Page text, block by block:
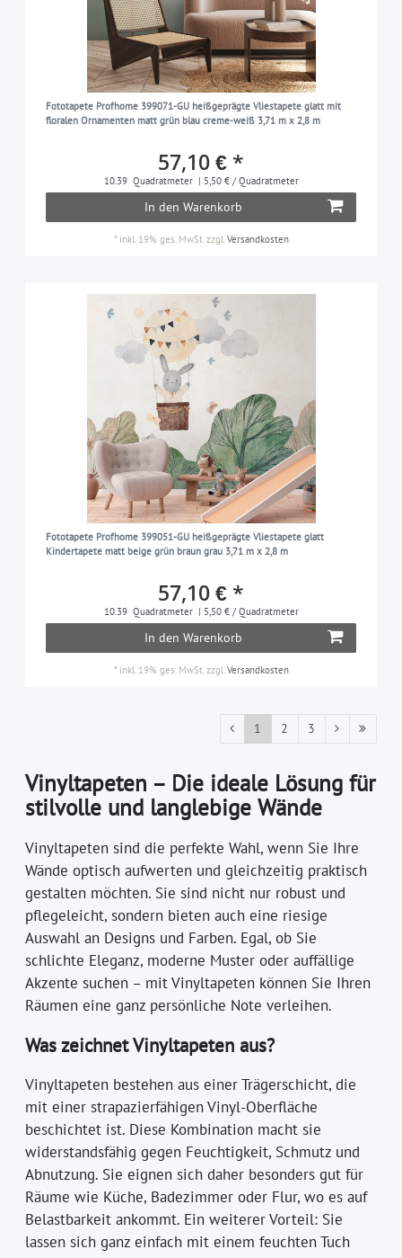
Fototapete Profhome 399071-GU heißgeprägte Vliestapete glatt mit
floralen Ornamenten matt grün blau creme-weiß 3,71 m x 2,8 m
57,10 € *
10.39 Quadratmeter | 5,50 € / Quadratmeter
In den Warenkorb
* inkl. 19% ges. MwSt.zzgl.Versandkosten
Fototapete Profhome 399051-GU heißgeprägte Vliestapete glatt
Kindertapete matt beige grün braun grau 3,71 m x 2,8 m
57,10 € *
10.39 Quadratmeter | 5,50 € / Quadratmeter
In den Warenkorb
* inkl. 19% ges. MwSt. zzgl. Versandkosten
1 2 3
Vinyltapeten – Die ideale Lösung für
stilvolle und langlebige Wände
Vinyltapeten sind die perfekte Wahl, wenn Sie Ihre
Wände optisch aufwerten und gleichzeitig praktisch
gestalten möchten. Sie sind nicht nur robust und
pflegeleicht, sondern bieten auch eine riesige
Auswahl an Designs und Farben. Egal, ob Sie
schlichte Eleganz, moderne Muster oder auffällige
Akzente suchen – mit Vinyltapeten können Sie Ihren
Räumen eine ganz persönliche Note verleihen.
Was zeichnet Vinyltapeten aus?
Vinyltapeten bestehen aus einer Trägerschicht, die
mit einer strapazierfähigen Vinyl-Oberfläche
beschichtet ist. Diese Kombination macht sie
widerstandsfähig gegen Feuchtigkeit, Schmutz und
Abnutzung. Sie eignen sich daher besonders gut für
Räume wie Küche, Badezimmer oder Flur, wo es auf
Belastbarkeit ankommt. Ein weiterer Vorteil: Sie
lassen sich ganz einfach mit einem feuchten Tuch